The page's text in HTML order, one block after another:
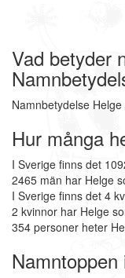
Vad betyder
Namnbetydelse
Hur många
I Sverige finns det
2465 män har Helge
I Sverige finns det 4
2 kvinnor har Helge
354 personer heter